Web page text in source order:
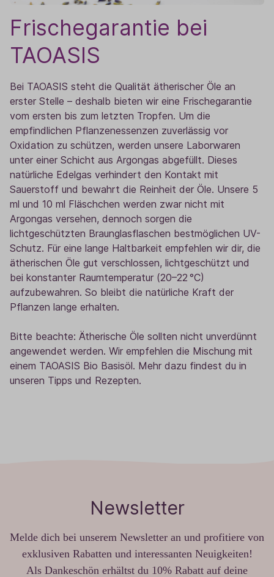
Frischegarantie bei
TAOASIS
Bei TAOASIS steht die Qualität ätherischer Öle an
erster Stelle – deshalb bieten wir eine Frischegarantie
vom ersten bis zum letzten Tropfen. Um die
empfindlichen Pflanzenessenzen zuverlässig vor
Oxidation zu schützen, werden unsere Laborwaren
unter einer Schicht aus Argongas abgefüllt. Dieses
natürliche Edelgas verhindert den Kontakt mit
Sauerstoff und bewahrt die Reinheit der Öle. Unsere 5
ml und 10 ml Fläschchen werden zwar nicht mit
Argongas versehen, dennoch sorgen die
lichtgeschützten Braunglasflaschen bestmöglichen UV-
Schutz. Für eine lange Haltbarkeit empfehlen wir dir, die
ätherischen Öle gut verschlossen, lichtgeschützt und
bei konstanter Raumtemperatur (20–22 °C)
aufzubewahren. So bleibt die natürliche Kraft der
Pflanzen lange erhalten.
Bitte beachte: Ätherische Öle sollten nicht unverdünnt
angewendet werden. Wir empfehlen die Mischung mit
einem TAOASIS Bio Basisöl. Mehr dazu findest du in
unseren Tipps und Rezepten.
Newsletter
Melde dich bei unserem Newsletter an und profitiere von
exklusiven Rabatten und interessanten Neuigkeiten!
Als Dankeschön erhältst du 10% Rabatt auf deine